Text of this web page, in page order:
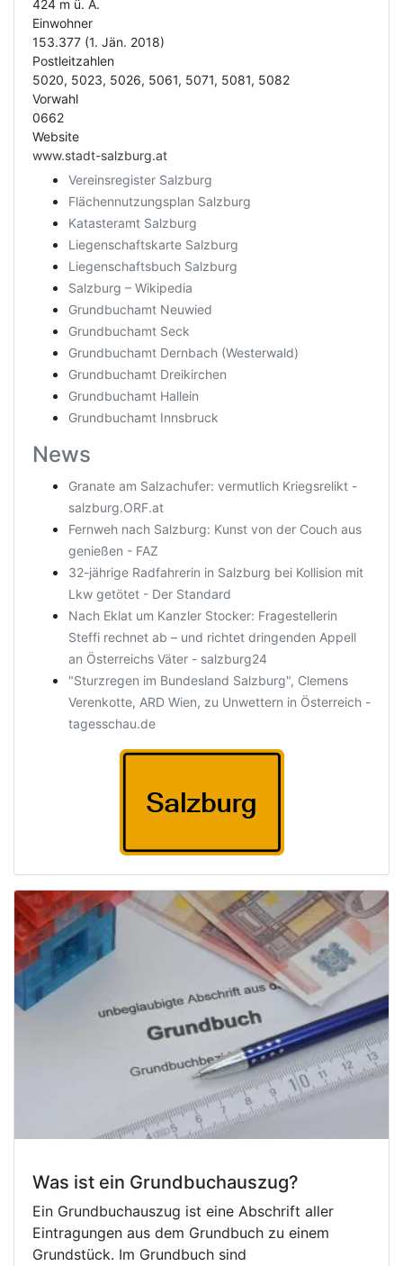
424 m ü. A.
Einwohner
153.377 (1. Jän. 2018)
Postleitzahlen
5020, 5023, 5026, 5061, 5071, 5081, 5082
Vorwahl
0662
Website
www.stadt-salzburg.at
Vereinsregister Salzburg
Flächennutzungsplan Salzburg
Katasteramt Salzburg
Liegenschaftskarte Salzburg
Liegenschaftsbuch Salzburg
Salzburg – Wikipedia
Grundbuchamt Neuwied
Grundbuchamt Seck
Grundbuchamt Dernbach (Westerwald)
Grundbuchamt Dreikirchen
Grundbuchamt Hallein
Grundbuchamt Innsbruck
News
Granate am Salzachufer: vermutlich Kriegsrelikt -
salzburg.ORF.at
Fernweh nach Salzburg: Kunst von der Couch aus
genießen - FAZ
32-jährige Radfahrerin in Salzburg bei Kollision mit
Lkw getötet - Der Standard
Nach Eklat um Kanzler Stocker: Fragestellerin
Steffi rechnet ab – und richtet dringenden Appell
an Österreichs Väter - salzburg24
"Sturzregen im Bundesland Salzburg", Clemens
Verenkotte, ARD Wien, zu Unwettern in Österreich -
tagesschau.de
Was ist ein Grundbuchauszug?
Ein Grundbuchauszug ist eine Abschrift aller
Eintragungen aus dem Grundbuch zu einem
Grundstück. Im Grundbuch sind